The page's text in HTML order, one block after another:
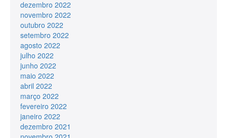
dezembro 2022
novembro 2022
outubro 2022
setembro 2022
agosto 2022
julho 2022
junho 2022
maio 2022
abril 2022
março 2022
fevereiro 2022
janeiro 2022
dezembro 2021